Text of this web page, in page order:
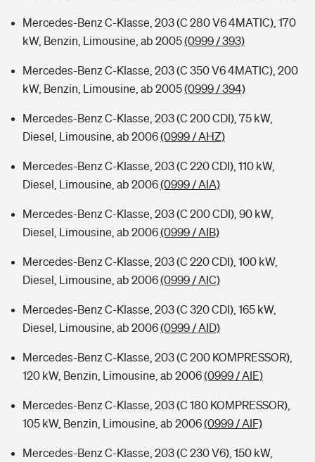
Mercedes-Benz C-Klasse, 203 (C 280 V6 4MATIC), 170
kW, Benzin, Limousine, ab 2005(0999 / 393)
Mercedes-Benz C-Klasse, 203 (C 350 V6 4MATIC), 200
kW, Benzin, Limousine, ab 2005(0999 / 394)
Mercedes-Benz C-Klasse, 203 (C 200 CDI), 75 kW,
Diesel, Limousine, ab 2006(0999 / AHZ)
Mercedes-Benz C-Klasse, 203 (C 220 CDI), 110 kW,
Diesel, Limousine, ab 2006(0999 / AIA)
Mercedes-Benz C-Klasse, 203 (C 200 CDI), 90 kW,
Diesel, Limousine, ab 2006(0999 / AIB)
Mercedes-Benz C-Klasse, 203 (C 220 CDI), 100 kW,
Diesel, Limousine, ab 2006(0999 / AIC)
Mercedes-Benz C-Klasse, 203 (C 320 CDI), 165 kW,
Diesel, Limousine, ab 2006(0999 / AID)
Mercedes-Benz C-Klasse, 203 (C 200 KOMPRESSOR),
120 kW, Benzin, Limousine, ab 2006(0999 / AIE)
Mercedes-Benz C-Klasse, 203 (C 180 KOMPRESSOR),
105 kW, Benzin, Limousine, ab 2006(0999 / AIF)
Mercedes-Benz C-Klasse, 203 (C 230 V6), 150 kW,